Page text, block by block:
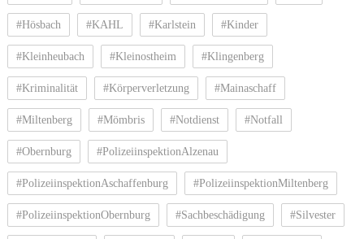
#Hösbach #KAHL #Karlstein #Kinder
#Kleinheubach #Kleinostheim #Klingenberg
#Kriminalität #Körperverletzung #Mainaschaff
#Miltenberg #Mömbris #Notdienst #Notfall
#Obernburg #PolizeiinspektionAlzenau
#PolizeiinspektionAschaffenburg #PolizeiinspektionMiltenberg
#PolizeiinspektionObernburg #Sachbeschädigung #Silvester